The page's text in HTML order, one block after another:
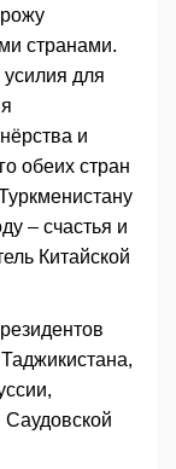
странами.
для
и
обеих стран
– счастья и
Китайской